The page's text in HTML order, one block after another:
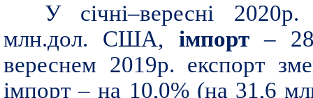
У січні–вересні
млн.дол. США, імпорт–
вереснем 2019р. експорт
імпорт – на 10,0% (на 31,6